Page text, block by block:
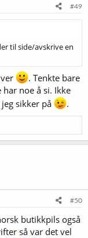
#49
til side/avskrive en
. Tenkte bare
noe å si. Ikke
sikker på
.
#50
butikkpils også
så var det vel